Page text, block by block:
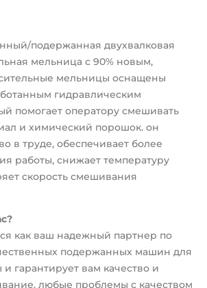
подержанная двухвалковая
мельница с 90% новым,
мельницы оснащены
гидравлическим
помогает оператору смешивать
и химический порошок. он
в труде, обеспечивает более
работы, снижает температуру
скорость смешивания
как ваш надежный партнер по
подержанных машин для
гарантирует вам качество и
любые проблемы с качеством